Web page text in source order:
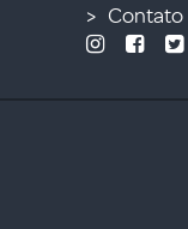
Contato